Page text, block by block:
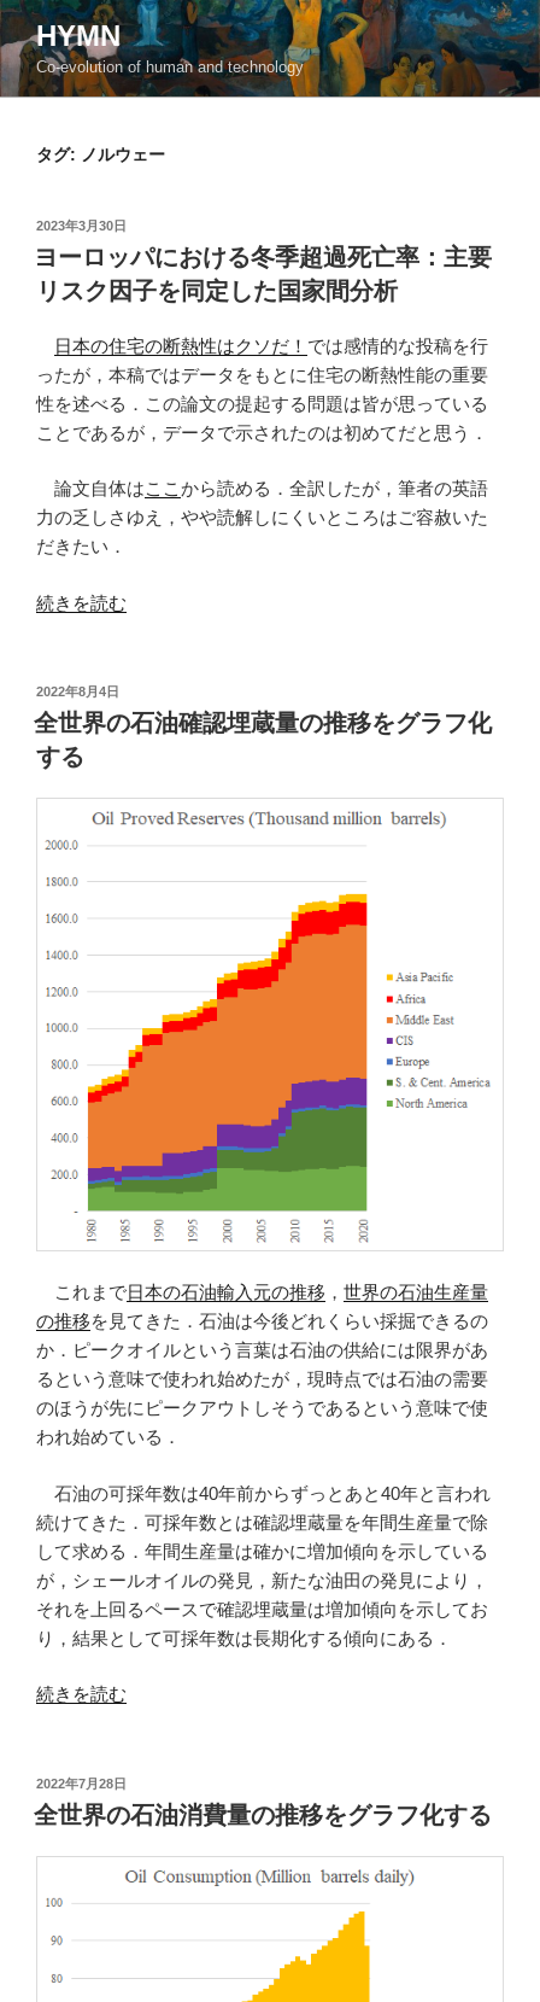
コ
ン
テ
ン
HYMN
Co-evolution of human and technology
タグ: ノルウェー
投
稿
日:
2023年3月30日
ヨーロッパにおける冬季超過死亡率：主要
リスク因子を同定した国家間分析
日本の住宅の断熱性はクソだ！ では感情的な投稿を行
ったが，本稿ではデータをもとに住宅の断熱性能の重要
性を述べる．この論文の提起する問題は皆が思っている
ことであるが，データで示されたのは初めてだと思う．
論文自体はここ から読める．全訳したが，筆者の英語
力の乏しさゆえ，やや読解しにくいところはご容赦いた
だきたい．
“ヨ
ッ
パ
に
お
け
季
超
過
率：
主
要
ク
定
し
た
国
家
析”
の
続きを読む
投
稿
日:
2022年8月4日
全世界の石油確認埋蔵量の推移をグラフ化
する
これまで日本の石油輸入元の推移 ， 世界の石油生産量
の推移を見てきた．石油は今後どれくらい採掘できるの
か．ピークオイルという言葉は石油の供給には限界があ
るという意味で使われ始めたが，現時点では石油の需要
のほうが先にピークアウトしそうであるという意味で使
われ始めている．
石油の可採年数は40年前からずっとあと40年と言われ
続けてきた．可採年数とは確認埋蔵量を年間生産量で除
して求める．年間生産量は確かに増加傾向を示している
が，シェールオイルの発見，新たな油田の発見により，
それを上回るペースで確認埋蔵量は増加傾向を示してお
り，結果として可採年数は長期化する傾向にある．
“全
の
石
認
量
続きを読む
投
稿
日:
2022年7月28日
全世界の石油消費量の推移をグラフ化する